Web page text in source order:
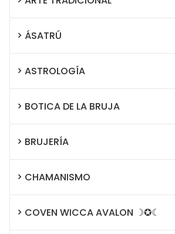
ÁSATRÚ
ASTROLOGÍA
BOTICA DE LA BRUJA
BRUJERÍA
CHAMANISMO
COVEN WICCA AVALON ☽✪☾